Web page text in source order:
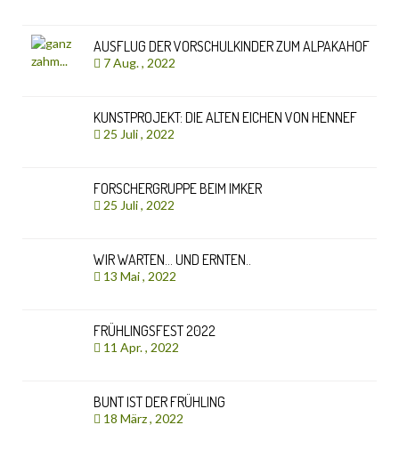
AUSFLUG DER VORSCHULKINDER ZUM ALPAKAHOF
7 Aug. , 2022
KUNSTPROJEKT: DIE ALTEN EICHEN VON HENNEF
25 Juli , 2022
FORSCHERGRUPPE BEIM IMKER
25 Juli , 2022
WIR WARTEN… UND ERNTEN..
13 Mai , 2022
FRÜHLINGSFEST 2022
11 Apr. , 2022
BUNT IST DER FRÜHLING
18 März , 2022